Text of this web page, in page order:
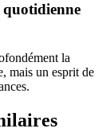
quotidienne
la
mais un esprit de